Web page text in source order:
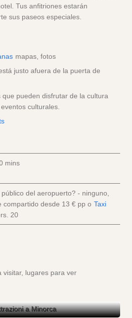
Tus anfitriones estarán
sus paseos especiales.
mapas, fotos
justo afuera de la puerta de
pueden disfrutar de la cultura
culturales.
mins
del aeropuerto? - ninguno,
compartido desde 13 € pp o Taxi
20
visitar, lugares para ver